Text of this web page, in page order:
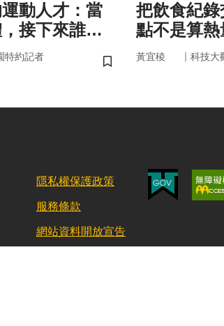
動人才：當
接下來誰來
特約記者
儲存書籤
把飲食紀
點不是算
的「飲食習
黃宜稜 ｜ 科技大
隱私權保護政策
服務條款
網站資料開放宣告